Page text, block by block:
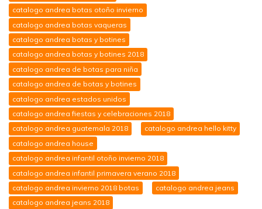
catalogo andrea botas otoño invierno
catalogo andrea botas vaqueras
catalogo andrea botas y botines
catalogo andrea botas y botines 2018
catalogo andrea de botas para niña
catalogo andrea de botas y botines
catalogo andrea estados unidos
catalogo andrea fiestas y celebraciones 2018
catalogo andrea guatemala 2018
catalogo andrea hello kitty
catalogo andrea house
catalogo andrea infantil otoño invierno 2018
catalogo andrea infantil primavera verano 2018
catalogo andrea invierno 2018 botas
catalogo andrea jeans
catalogo andrea jeans 2018